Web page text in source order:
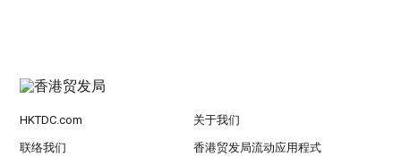
HKTDC.com 关于我们
联络我们 香港贸发局流动应用程式